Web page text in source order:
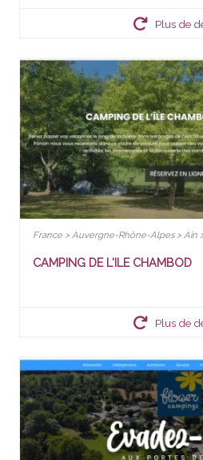
Plus de
France > Auvergne-Rhône-Alpes > Ain
CAMPING DE L'ILE CHAMBOD
Plus de